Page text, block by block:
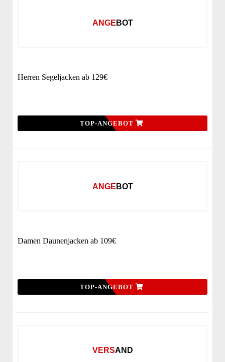
ANGEBOT
Herren Segeljacken ab 129€
TOP-ANGEBOT
ANGEBOT
Damen Daunenjacken ab 109€
TOP-ANGEBOT
VERSAND